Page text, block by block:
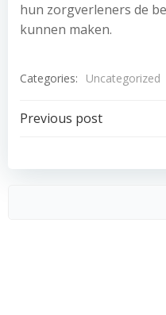
hun zorgverleners de
kunnen maken.
Categories: Uncategorized
Post
Previous post